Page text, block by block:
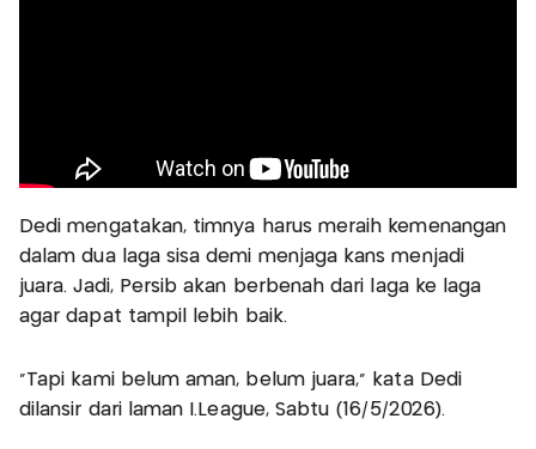
Dedi mengatakan, timnya harus meraih kemenangan
dalam dua laga sisa demi menjaga kans menjadi
juara. Jadi, Persib akan berbenah dari laga ke laga
agar dapat tampil lebih baik.
"Tapi kami belum aman, belum juara," kata Dedi
dilansir dari laman I.League, Sabtu (16/5/2026).